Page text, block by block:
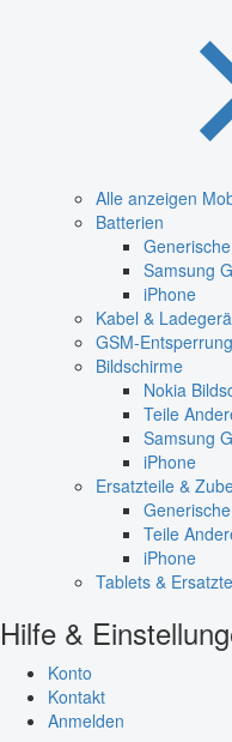
Alle anzeigen
Batterien
Samsung
iPhone
Kabel &
GSM-
Bildschirme
Nokia
Teile
Samsung
iPhone
Ersatzteile &
Teile
iPhone
Tablets &
Hilfe &
Konto
Kontakt
Anmelden